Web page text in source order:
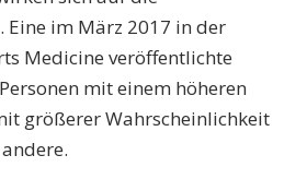
Eine im März 2017 in der
Medicine veröffentlichte
mit einem höheren
größerer Wahrscheinlichkeit